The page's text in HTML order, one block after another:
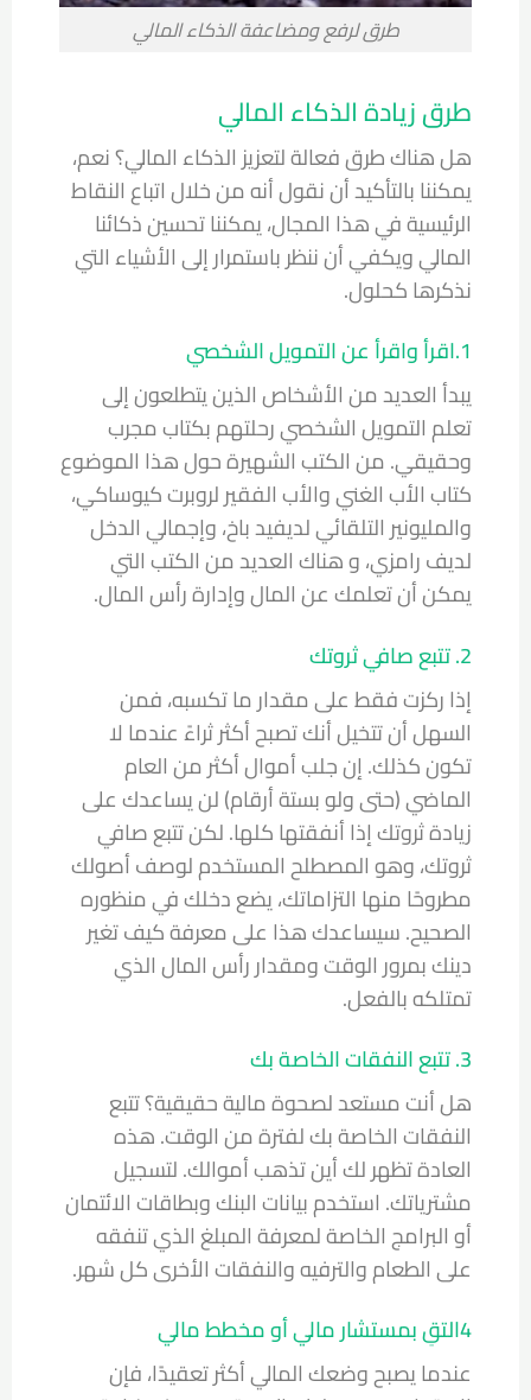
طرق لرفع ومضاعفة الذكاء المالي
طرق زيادة الذكاء المالي
هل هناك طرق فعالة لتعزيز الذكاء المالي؟ نعم،
يمكننا بالتأكيد أن نقول أنه من خلال اتباع النقاط
الرئيسية في هذا المجال، يمكننا تحسين ذكائنا
المالي ويكفي أن ننظر باستمرار إلى الأشياء التي
نذكرها كحلول.
1.اقرأ واقرأ عن التمويل الشخصي
يبدأ العديد من الأشخاص الذين يتطلعون إلى
تعلم التمويل الشخصي رحلتهم بكتاب مجرب
وحقيقي. من الكتب الشهيرة حول هذا الموضوع
كتاب الأب الغني والأب الفقير لروبرت كيوساكي،
والمليونير التلقائي لديفيد باخ، وإجمالي الدخل
لديف رامزي، و هناك العديد من الكتب التي
يمكن أن تعلمك عن المال وإدارة رأس المال.
2. تتبع صافي ثروتك
إذا ركزت فقط على مقدار ما تكسبه، فمن
السهل أن تتخيل أنك تصبح أكثر ثراءً عندما لا
تكون كذلك. إن جلب أموال أكثر من العام
الماضي (حتى ولو بستة أرقام) لن يساعدك على
زيادة ثروتك إذا أنفقتها كلها. لكن تتبع صافي
ثروتك،وهو المصطلح المستخدم لوصفأصولك
مطروحًا منها التزاماتك، يضع دخلك في منظوره
الصحيح. سيساعدك هذا على معرفة كيف تغير
دينك بمرور الوقت ومقدار رأس المال الذي
تمتلكه بالفعل.
3. تتبع النفقات الخاصة بك
هل أنت مستعد لصحوة مالية حقيقية؟ تتبع
النفقات الخاصة بك لفترة من الوقت. هذه
العادة تظهر لك أين تذهب أموالك. لتسجيل
مشترياتك. استخدم بيانات البنك وبطاقات الائتمان
أو البرامج الخاصة لمعرفة المبلغ الذي تنفقه
على الطعام والترفيه والنفقات الأخرى كل شهر.
4التقِ بمستشار مالي أو مخطط مالي
عندما يصبح وضعك المالي أكثر تعقيدًا، فإن